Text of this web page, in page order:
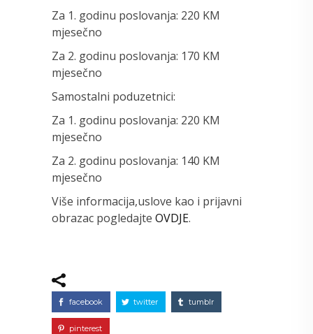
Za 1. godinu poslovanja: 220 KM
mjesečno
Za 2. godinu poslovanja: 170 KM
mjesečno
Samostalni poduzetnici:
Za 1. godinu poslovanja: 220 KM
mjesečno
Za 2. godinu poslovanja: 140 KM
mjesečno
Više informacija,uslove kao i prijavni
obrazac pogledajte OVDJE.
facebook twitter tumblr
pinterest